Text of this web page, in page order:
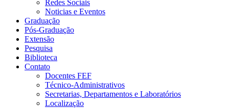
Redes Sociais
Noticias e Eventos
Graduação
Pós-Graduação
Extensão
Pesquisa
Biblioteca
Contato
Docentes FEF
Técnico-Administrativos
Secretarias, Departamentos e Laboratórios
Localização